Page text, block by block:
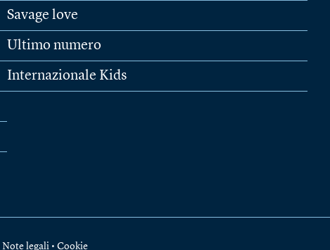
Savage love
Ultimo numero
Internazionale Kids
Note legali • Cookie